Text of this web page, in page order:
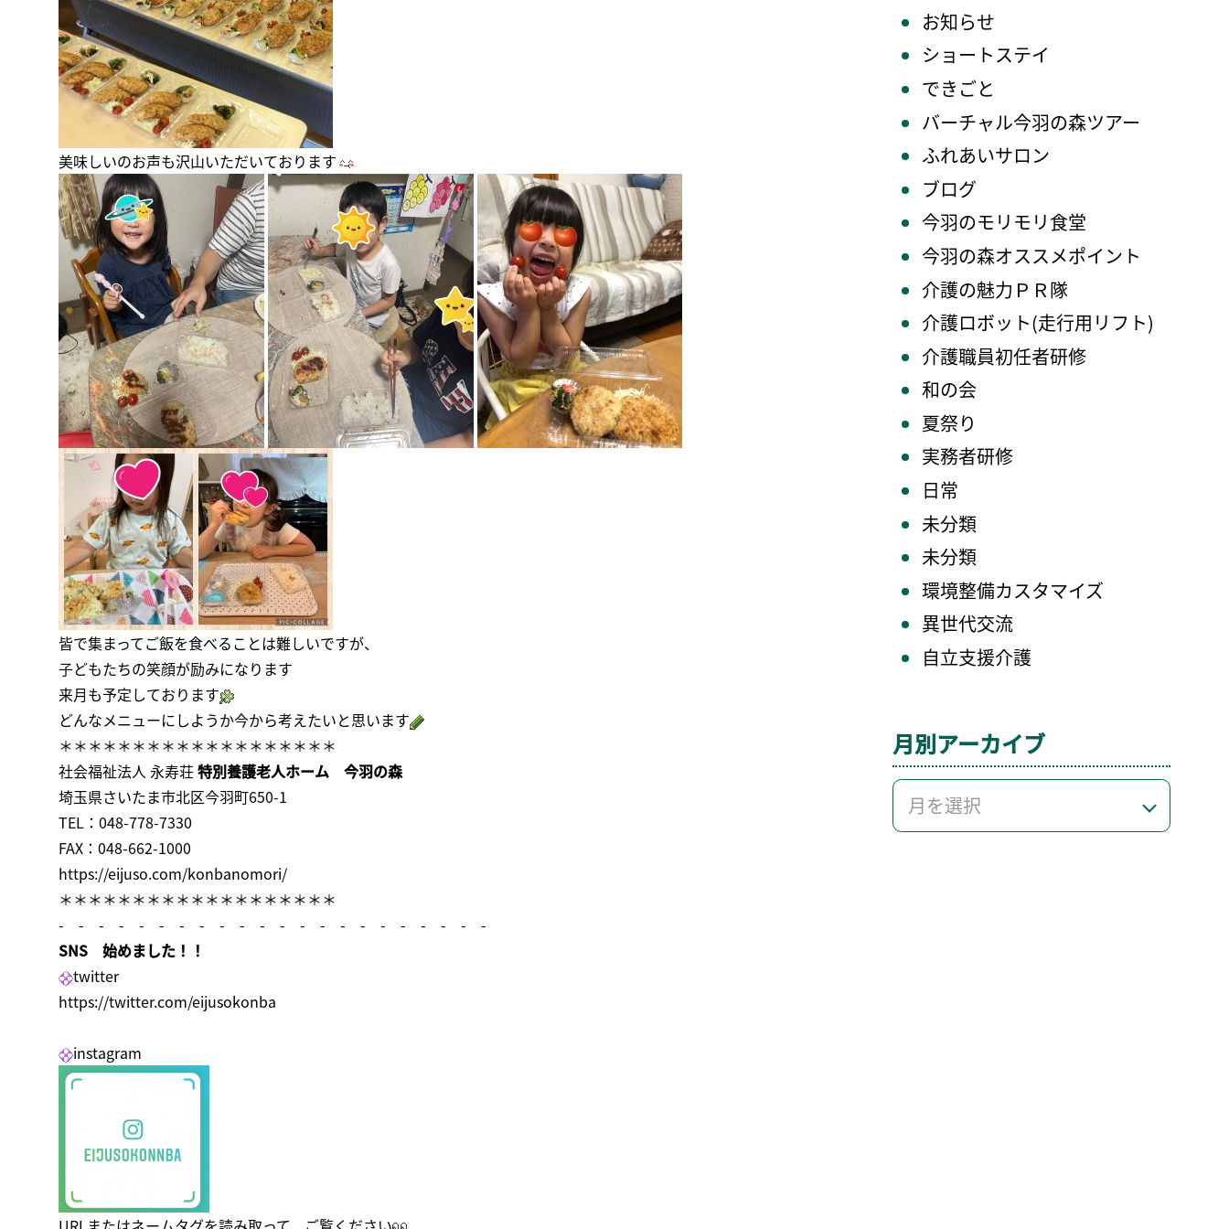
美味しいのお声も沢山いただいております
皆で集まってご飯を食べることは難しいですが、
子どもたちの笑顔が励みになります
来月も予定しております
どんなメニューにしようか今から考えたいと思います
＊＊＊＊＊＊＊＊＊＊＊＊＊＊＊＊＊＊＊
社会福祉法人 永寿荘特別養護老人ホーム 今羽の森
埼玉県さいたま市北区今羽町650-1
TEL：048-778-7330
FAX：048-662-1000
https://eijuso.com/konbanomori/
＊＊＊＊＊＊＊＊＊＊＊＊＊＊＊＊＊＊＊
- - - - - - - - - - - - - - - - - - - - - -
SNS 始めました！！
twitter
https://twitter.com/eijusokonba
instagram
お知らせ
ショートステイ
できごと
バーチャル今羽の森ツアー
ふれあいサロン
ブログ
今羽のモリモリ食堂
今羽の森オススメポイント
介護の魅力ＰＲ隊
介護ロボット(走行用リフト)
介護職員初任者研修
和の会
夏祭り
実務者研修
日常
未分類
未分類
環境整備カスタマイズ
異世代交流
自立支援介護
月別アーカイブ